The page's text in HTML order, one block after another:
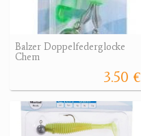
Balzer Doppelfederglocke
Chem
3.50 €